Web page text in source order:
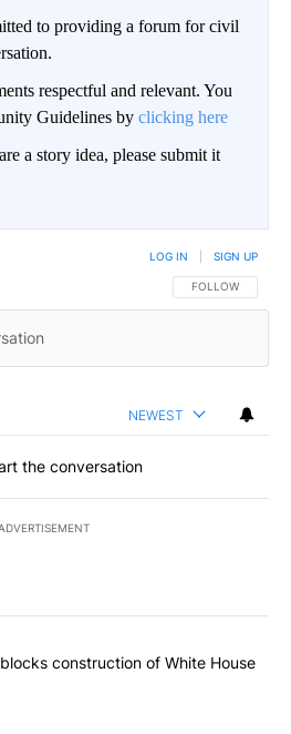
to providing a forum for civil
respectful and relevant. You
Guidelines by clicking here
a story idea, please submit it
FOLLOW THIS
FOLLOW
LOG IN SIGN UP
NEWEST
the conversation
most commented articles in the last
court blocks construction of
construction of White House